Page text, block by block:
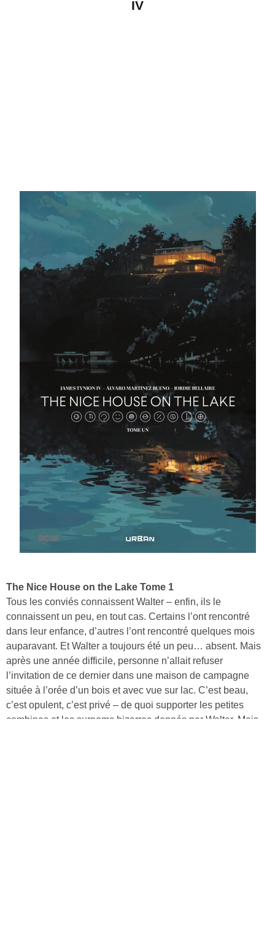
IV
The Nice House on the Lake Tome 1
Tous les conviés connaissent Walter – enfin, ils le
connaissent un peu, en tout cas. Certains l’ont rencontré
dans leur enfance, d’autres l’ont rencontré quelques mois
auparavant. Et Walter a toujours été un peu… absent. Mais
après une année difficile, personne n’allait refuser
l’invitation de ce dernier dans une maison de campagne
située à l’orée d’un bois et avec vue sur lac. C’est beau,
c’est opulent, c’est privé – de quoi supporter les petites
combines et les surnoms bizarres donnés par Walter. Mais